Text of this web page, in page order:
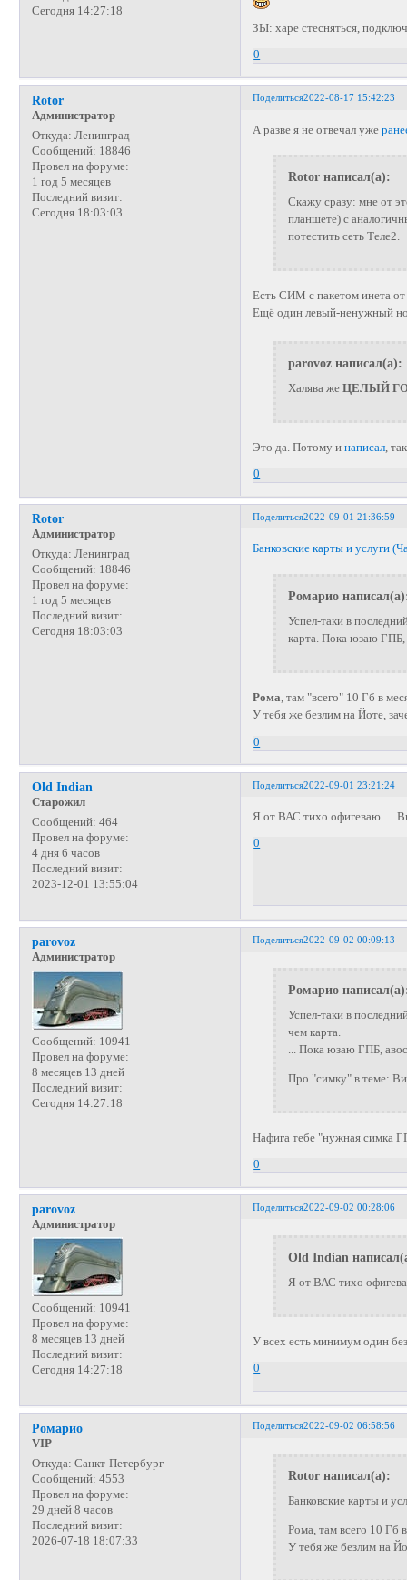
Сегодня 14:27:18
ЗЫ: харе стесняться,
0
Поделиться2022-08-17 15:42:23
Rotor
Администратор
Откуда: Ленинград
Сообщений: 18846
Провел на форуме:
1 год 5 месяцев
Последний визит:
Сегодня 18:03:03
А разве я не отвечал уже
Rotor написал(а):
Скажу сразу: мне от
планшете) с
потестить сеть Теле2.
Есть СИМ с пакетом инета
Ещё один левый-ненужный
parovoz написал(а):
Халява же ЦЕЛЫЙ
Это да. Потому инаписал,
0
Поделиться2022-09-01 21:36:59
Rotor
Администратор
Откуда: Ленинград
Сообщений: 18846
Провел на форуме:
1 год 5 месяцев
Последний визит:
Сегодня 18:03:03
Банковские карты и услуги
Ромарио
Успел-таки в
карта. Пока юзаю ГПБ,
Рома, там "всего" 10 Гб в
У тебя же безлим на Йоте,
0
Поделиться2022-09-01 23:21:24
Old Indian
Старожил
Сообщений: 464
Провел на форуме:
4 дня 6 часов
Последний визит:
2023-12-01 13:55:04
Я от ВАС тихо
0
Поделиться2022-09-02 00:09:13
parovoz
Администратор
Сообщений: 10941
Провел на форуме:
8 месяцев 13 дней
Последний визит:
Сегодня 14:27:18
Ромарио
Успел-таки в
чем карта.
... Пока юзаю ГПБ,
Про "симку" в теме:
Нафига тебе "нужная симка
0
Поделиться2022-09-02 00:28:06
parovoz
Администратор
Сообщений: 10941
Провел на форуме:
8 месяцев 13 дней
Последний визит:
Сегодня 14:27:18
Old Indian
Я от ВАС тихо
У всех есть минимум один
0
Поделиться2022-09-02 06:58:56
Ромарио
VIP
Откуда: Санкт-Петербург
Сообщений: 4553
Провел на форуме:
29 дней 8 часов
Последний визит:
2026-07-18 18:07:33
Rotor написал(а):
Банковские карты и
Рома, там всего 10 Гб
У тебя же безлим на